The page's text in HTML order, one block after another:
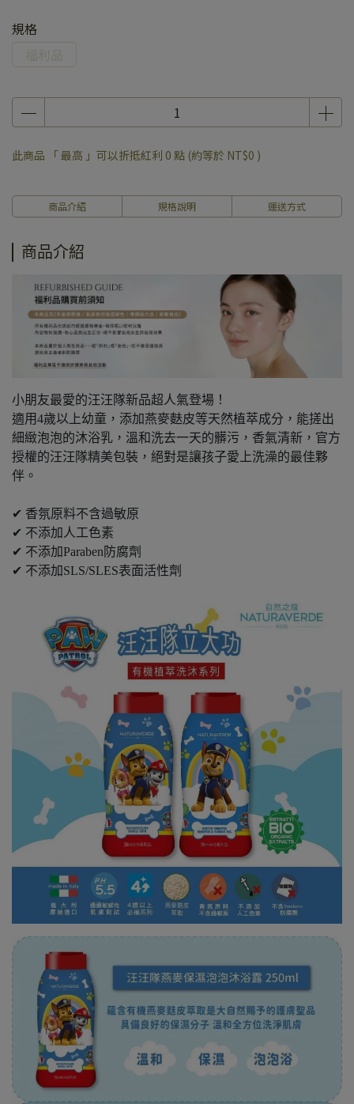
規格
此商品 「 最高 」可以折抵紅利 0 點 (約等於 NT$0 )
商品介紹 規格說明 運送方式
商品介紹
小朋友最愛的汪汪隊新品超人氣登場！
適用4歲以上幼童，添加燕麥麩皮等天然植萃成分，能搓出
細緻泡泡的沐浴乳，溫和洗去一天的髒污，香氣清新，官方
授權的汪汪隊精美包裝，絕對是讓孩子愛上洗澡的最佳夥
伴。
✔ 香氛原料不含過敏原
✔ 不添加人工色素
✔ 不添加Paraben防腐劑
✔ 不添加SLS/SLES表面活性劑